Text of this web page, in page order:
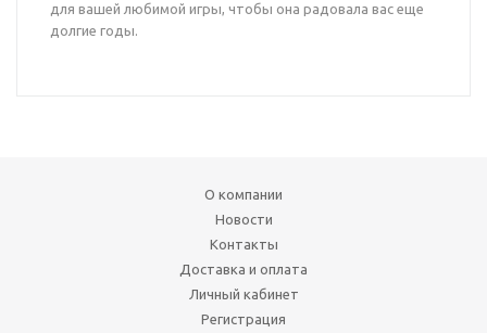
для вашей любимой игры, чтобы она радовала вас еще
долгие годы.
О компании
Новости
Контакты
Доставка и оплата
Личный кабинет
Регистрация